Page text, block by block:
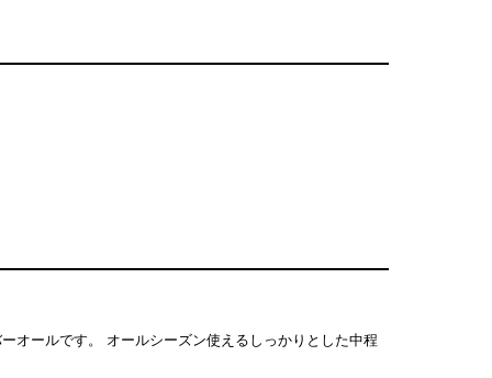
オールです。 オールシーズン使えるしっかりとした中程